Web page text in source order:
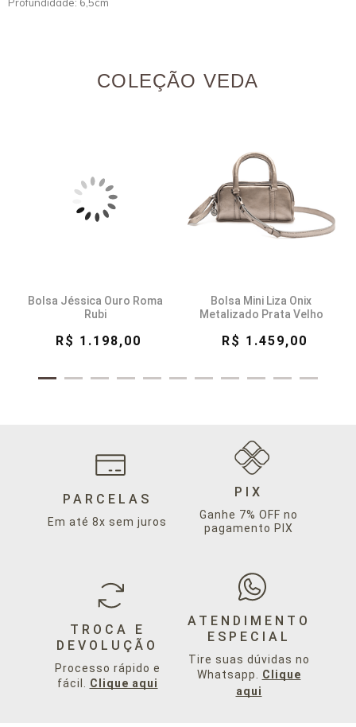
COLEÇÃO VEDA
Bolsa Jéssica Ouro Roma
Rubi
R$ 1.198,00
Bolsa Mini Liza Onix
Metalizado Prata Velho
R$ 1.459,00
PARCELAS
Em até 8x sem juros
PIX
Ganhe 7% OFF no
pagamento PIX
TROCA E
DEVOLUÇÃO
Processo rápido e
fácil. Clique aqui
ATENDIMENTO
ESPECIAL
Tire suas dúvidas no
Whatsapp. Clique
aqui